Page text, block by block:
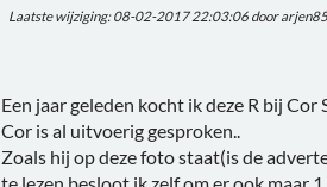
Laatste wijziging: 08-02-2017 22:03:06 door
Een jaar geleden kocht ik deze R bij
Cor is al uitvoerig gesproken..
Zoals hij op deze foto staat(is de
te lezen besloot ik zelf om er ook maar